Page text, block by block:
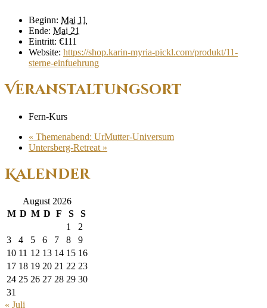
Beginn: Mai 11
Ende: Mai 21
Eintritt: €111
Website: https://shop.karin-myria-pickl.com/produkt/11-
sterne-einfuehrung
Veranstaltungsort
Fern-Kurs
« Themenabend: UrMutter-Universum
Untersberg-Retreat »
Kalender
August 2026
M D M D F S
S
1
2
3
4 5 6 7 8
9
10 11 12 13 14 15 16
17 18 19 20 21 22 23
24 25 26 27 28 29 30
31
« Juli